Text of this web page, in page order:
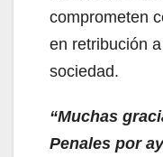
comprometen
en retribución
sociedad.
“Muchas
Penales por